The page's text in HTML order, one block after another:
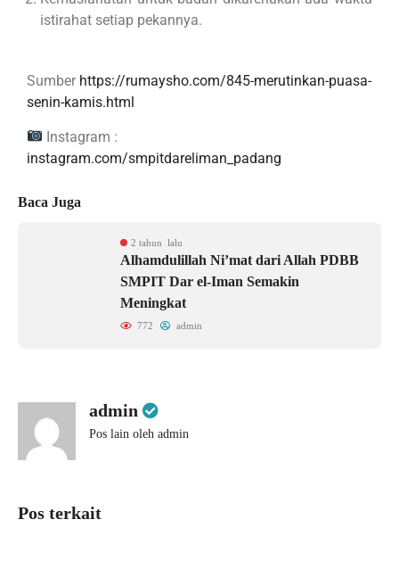
istirahat setiap pekannya.
Sumber https://rumaysho.com/845-merutinkan-puasa-
senin-kamis.html
Instagram :
instagram.com/smpitdareliman_padang
Baca Juga
2 tahun lalu
Alhamdulillah Ni’mat dari Allah PDBB
SMPIT Dar el-Iman Semakin
Meningkat
772 admin
admin
Pos lain oleh admin
Pos terkait